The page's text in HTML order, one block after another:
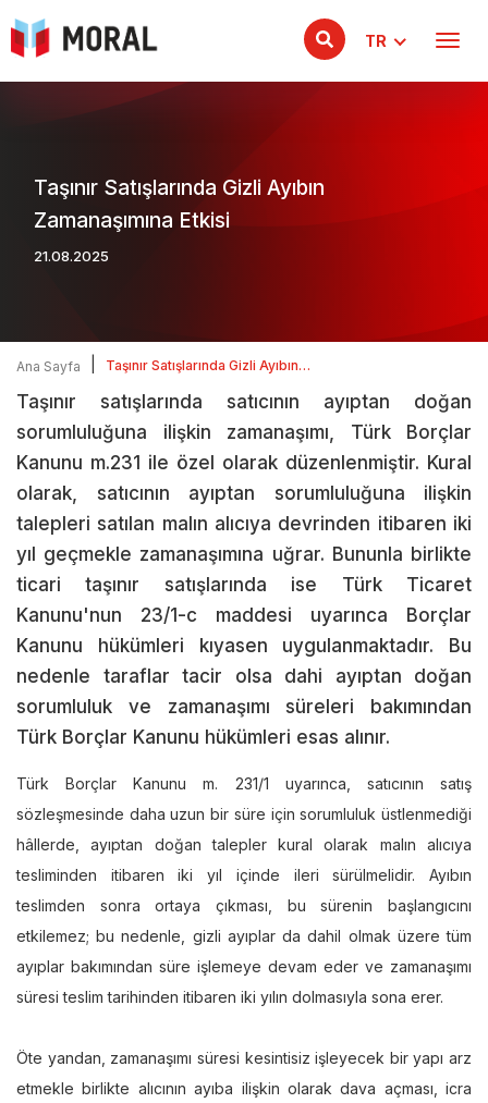
TR
Taşınır Satışlarında Gizli Ayıbın
Zamanaşımına Etkisi
21.08.2025
Ana Sayfa
Taşınır Satışlarında Gizli Ayıbın
Taşınır satışlarında satıcının ayıptan doğan
sorumluluğuna ilişkin zamanaşımı, Türk Borçlar
Kanunu m.231 ile özel olarak düzenlenmiştir. Kural
olarak, satıcının ayıptan sorumluluğuna ilişkin
talepleri satılan malın alıcıya devrinden itibaren iki
yıl geçmekle zamanaşımına uğrar. Bununla birlikte
ticari taşınır satışlarında ise Türk Ticaret
Kanunu'nun 23/1-c maddesi uyarınca Borçlar
Kanunu hükümleri kıyasen uygulanmaktadır. Bu
nedenle taraflar tacir olsa dahi ayıptan doğan
sorumluluk ve zamanaşımı süreleri bakımından
Türk Borçlar Kanunu hükümleri esas alınır.
Türk Borçlar Kanunu m. 231/1 uyarınca, satıcının satış
sözleşmesinde daha uzun bir süre için sorumluluk üstlenmediği
hâllerde, ayıptan doğan talepler kural olarak malın alıcıya
tesliminden itibaren iki yıl içinde ileri sürülmelidir. Ayıbın
teslimden sonra ortaya çıkması, bu sürenin başlangıcını
etkilemez; bu nedenle, gizli ayıplar da dahil olmak üzere tüm
ayıplar bakımından süre işlemeye devam eder ve zamanaşımı
süresi teslim tarihinden itibaren iki yılın dolmasıyla sona erer.
Öte yandan, zamanaşımı süresi kesintisiz işleyecek bir yapı arz
etmekle birlikte alıcının ayıba ilişkin olarak dava açması, icra